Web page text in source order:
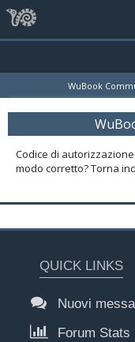
WuBook
Codice di
modo corretto? Torna
QUICK LINKS
Nuovi
Forum Stats